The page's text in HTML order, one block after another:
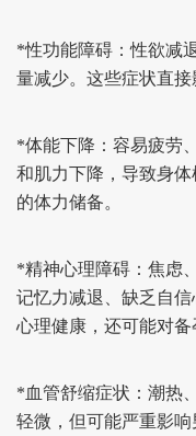
*性功能障碍：性欲减
量减少。这些症状直接
*体能下降： 容易疲劳
和肌力下降，导致身
的体力储备。
*精神心理障碍： 焦虑
记忆力减退、缺乏自
心理健康，还可能对备
*血管舒缩症状： 潮热
轻微，但可能严重影响